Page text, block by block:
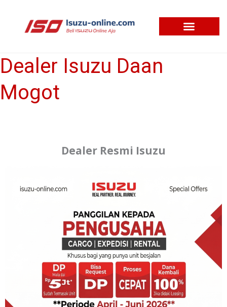
Dealer Isuzu Daan
Mogot
Dealer Resmi Isuzu
Dealer
Isuzu
Daan